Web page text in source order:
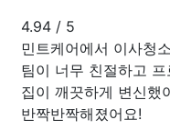
4.94 / 5
민트케어에서 이사청
팀이 너무 친절하고
집이 깨끗하게 변신했
반짝반짝해졌어요!